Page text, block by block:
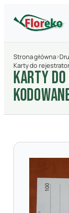
Strona główna›
Karty do
KARTY